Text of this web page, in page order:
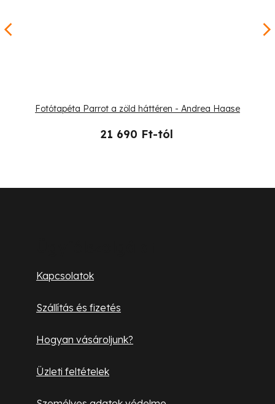
Fotótapéta Parrot a zöld háttéren - Andrea Haase
21 690 Ft-tól
Kapcsolatok
Szállítás és fizetés
Hogyan vásároljunk?
Üzleti feltételek